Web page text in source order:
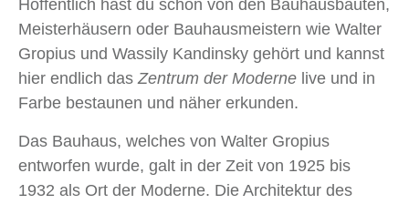
Hoffentlich hast du schon von den Bauhausbauten,
Meisterhäusern oder Bauhausmeistern wie Walter
Gropius und Wassily Kandinsky gehört und kannst
hier endlich das Zentrum der Moderne live und in
Farbe bestaunen und näher erkunden.
Das Bauhaus, welches von Walter Gropius
entworfen wurde, galt in der Zeit von 1925 bis
1932 als Ort der Moderne. Die Architektur des